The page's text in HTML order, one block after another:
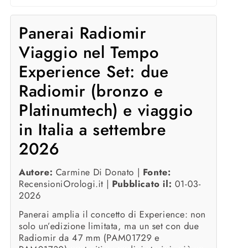
Panerai Radiomir
Viaggio nel Tempo
Experience Set: due
Radiomir (bronzo e
Platinumtech) e viaggio
in Italia a settembre
2026
Autore: Carmine Di Donato | Fonte:
RecensioniOrologi.it | Pubblicato il: 01-03-
2026
Panerai amplia il concetto di Experience: non
solo un’edizione limitata, ma un set con due
Radiomir da 47 mm (PAM01729 e